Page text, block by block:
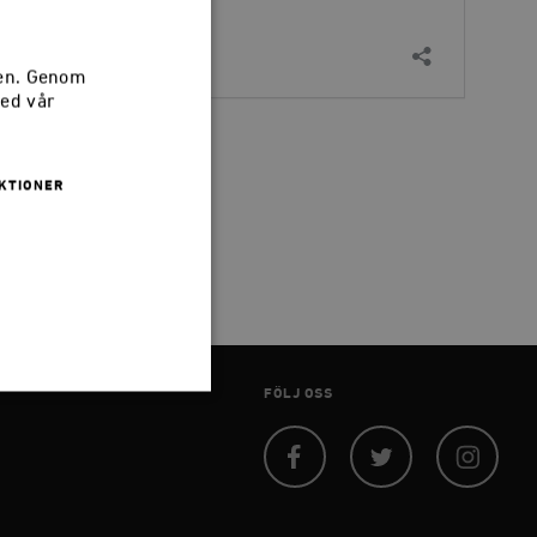
FÖLJ OSS
Genom
vår
inte användas ordentligt